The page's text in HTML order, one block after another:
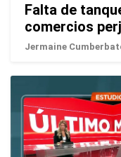
Falta de
comercios
Jermaine